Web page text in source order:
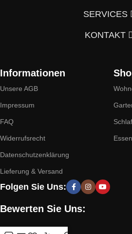
SERVICES
KONTAKT
Informationen
Unsere AGB
Impressum
FAQ
Widerrufsrecht
Datenschutzenklärung
Lieferung & Versand
Essen
Folgen Sie Uns:
Bewerten Sie Uns: